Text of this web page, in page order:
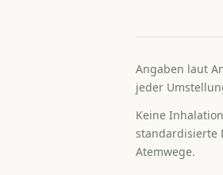
Angaben laut
jeder
Keine
standardisierte
Atemwege.